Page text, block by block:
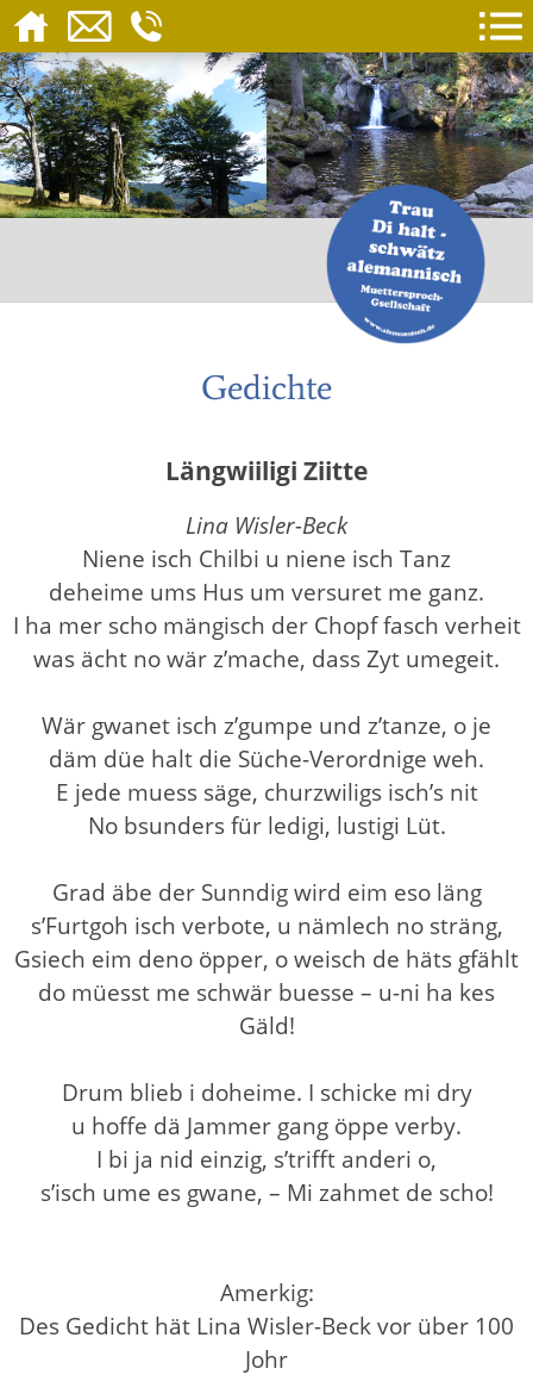
Gedichte
Längwiiligi Ziitte
Lina Wisler-Beck
Niene isch Chilbi u niene isch Tanz
deheime ums Hus um versuret me ganz.
I ha mer scho mängisch der Chopf fasch verheit
was ächt no wär z’mache, dass Zyt umegeit.
Wär gwanet isch z’gumpe und z’tanze, o je
däm düe halt die Süche-Verordnige weh.
E jede muess säge, churzwiligs isch’s nit
No bsunders für ledigi, lustigi Lüt.
Grad äbe der Sunndig wird eim eso läng
s’Furtgoh isch verbote, u nämlech no sträng,
Gsiech eim deno öpper, o weisch de häts gfählt
do müesst me schwär buesse – u-ni ha kes
Gäld!
Drum blieb i doheime. I schicke mi dry
u hoffe dä Jammer gang öppe verby.
I bi ja nid einzig, s’trifft anderi o,
s’isch ume es gwane, – Mi zahmet de scho!
Amerkig:
Des Gedicht hät Lina Wisler-Beck vor über 100
Johr